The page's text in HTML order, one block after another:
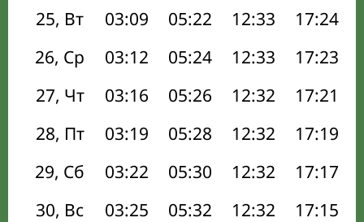
25, Вт
03:09 05:22 12:33 17:24
26, Ср
03:12 05:24 12:33 17:23
27, Чт
03:16 05:26 12:32 17:21
28, Пт
03:19 05:28 12:32 17:19
29, Сб
03:22 05:30 12:32 17:17
30, Вс
03:25 05:32 12:32 17:15